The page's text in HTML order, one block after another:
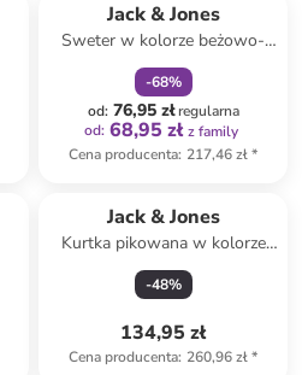
Jack & Jones
Sweter w kolorze beżowo-
czarnym
-68%
od: 76,95 złregularna
od: 68,95 zł z family
Cena producenta: 217,46 zł*
Jack & Jones
Kurtka pikowana w kolorze
granatowym
-48%
134,95 zł
Cena producenta: 260,96 zł*